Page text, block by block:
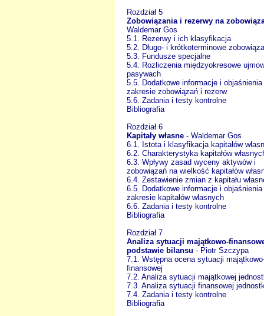
Rozdział 5
Zobowiązania i rezerwy na
Waldemar Gos
5.1. Rezerwy i ich klasyfikacja
5.2. Długo- i krótkoterminowe
5.3. Fundusze specjalne
5.4. Rozliczenia międzyokresowe
pasywach
5.5. Dodatkowe informacje i objaśnienia
zakresie zobowiązań i rezerw
5.6. Zadania i testy kontrolne
Bibliografia
Rozdział 6
Kapitały własne - Waldemar Gos
6.1. Istota i klasyfikacja kapitałów
6.2. Charakterystyka kapitałów
6.3. Wpływy zasad wyceny aktywów i
zobowiązań na wielkość kapitałów
6.4. Zestawienie zmian z kapitału
6.5. Dodatkowe informacje i objaśnienia
zakresie kapitałów własnych
6.6. Zadania i testy kontrolne
Bibliografia
Rozdział 7
Analiza sytuacji majątkowo-
podstawie bilansu - Piotr Szczypa
7.1. Wstępna ocena sytuacji
finansowej
7.2. Analiza sytuacji majątkowej
7.3. Analiza sytuacji finansowej
7.4. Zadania i testy kontrolne
Bibliografia